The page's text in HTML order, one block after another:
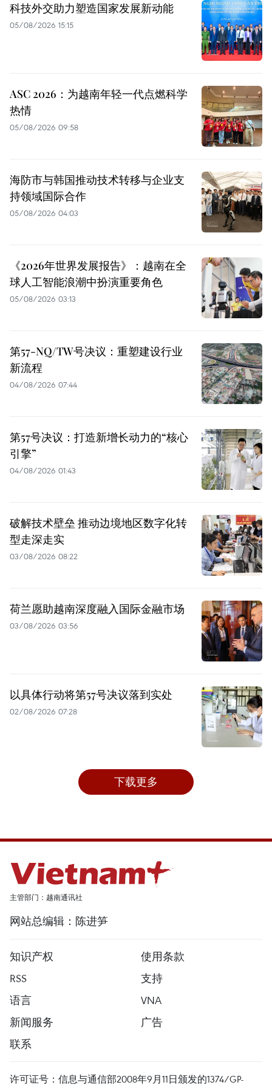
科技外交助力塑造国家发展新动能
05/08/2026 15:15
ASC 2026：为越南年轻一代点燃科学
热情
05/08/2026 09:58
海防市与韩国推动技术转移与企业支
持领域国际合作
05/08/2026 04:03
《2026年世界发展报告》：越南在全
球人工智能浪潮中扮演重要角色
05/08/2026 03:13
第57-NQ/TW号决议：重塑建设行业
新流程
04/08/2026 07:44
第57号决议：打造新增长动力的“核心
引擎”
04/08/2026 01:43
破解技术壁垒 推动边境地区数字化转
型走深走实
03/08/2026 08:22
荷兰愿助越南深度融入国际金融市场
03/08/2026 03:56
以具体行动将第57号决议落到实处
02/08/2026 07:28
下载更多
主管部门：越南通讯社
网站总编辑：陈进笋
知识产权
使用条款
RSS
支持
语言
VNA
新闻服务
广告
联系
许可证号：信息与通信部2008年9月11日颁发的1374/GP-